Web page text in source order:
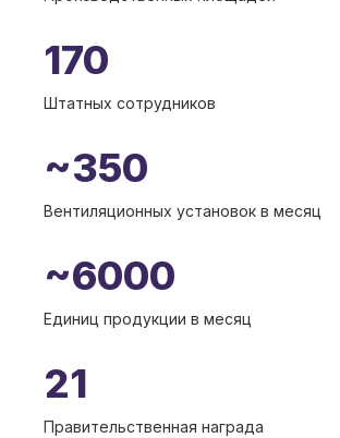
170
Штатных сотрудников
~350
Вентиляционных установок в месяц
~6000
Единиц продукции в месяц
21
Правительственная награда